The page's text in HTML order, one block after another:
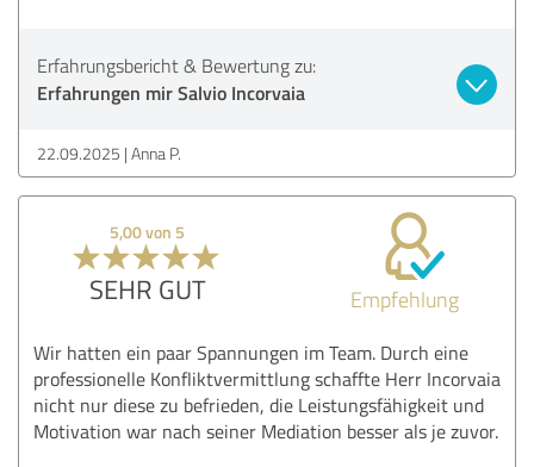
Erfahrungsbericht & Bewertung zu:
Erfahrungen mir Salvio Incorvaia
22.09.2025 Anna P.
5,00 von 5
SEHR GUT Empfehlung
Wir hatten ein paar Spannungen im Team. Durch eine
professionelle Konfliktvermittlung schaffte Herr Incorvaia
nicht nur diese zu befrieden, die Leistungsfähigkeit und
Motivation war nach seiner Mediation besser als je zuvor.